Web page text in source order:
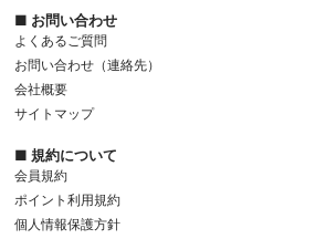
■ お問い合わせ
よくあるご質問
お問い合わせ（連絡先）
会社概要
サイトマップ
■ 規約について
会員規約
ポイント利用規約
個人情報保護方針